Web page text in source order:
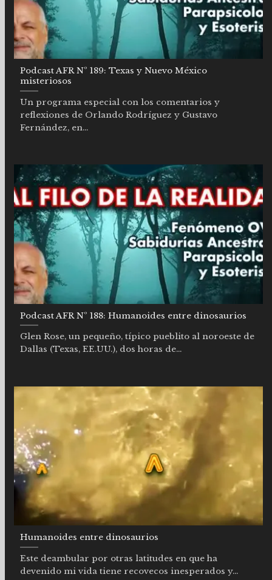
Podcast AFR Nº 189: Texas y Nuevo México
misteriosos
Un programa especial con los comentarios y
reflexiones de Orlando Rodríguez y Gustavo
Fernández, en...
Podcast AFR Nº 188: Humanoides entre dinosaurios
Glen Rose, un pequeño, típico pueblito al noroeste de
Dallas (Texas, EE.UU.), dos horas de...
Humanoides entre dinosaurios
Este deambular por otras latitudes en que ha
devenido mi vida tiene recovecos inesperados y...